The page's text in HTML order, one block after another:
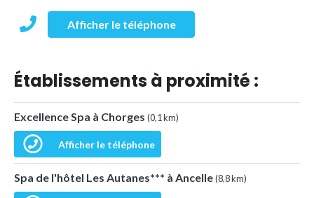
Afficher le téléphone
Établissements à proximité :
Excellence Spa à Chorges (0,1 km)
Afficher le téléphone
Spa de l'hôtel Les Autanes*** à Ancelle(8,8 km)